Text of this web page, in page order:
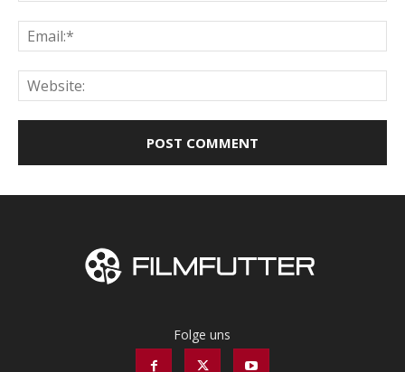
Folge uns